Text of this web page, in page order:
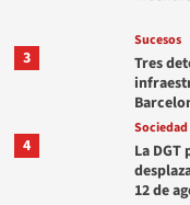
3
Sucesos
Tres
4
Sociedad
La
12 de